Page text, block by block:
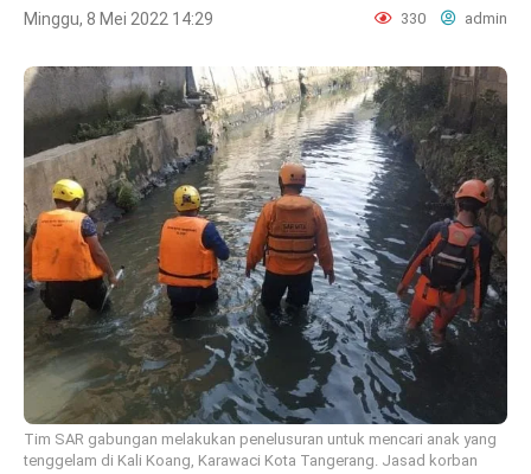
Minggu, 8 Mei 2022 14:29 330 admin
Tim SAR gabungan melakukan penelusuran untuk mencari anak yang
tenggelam di Kali Koang, Karawaci Kota Tangerang. Jasad korban